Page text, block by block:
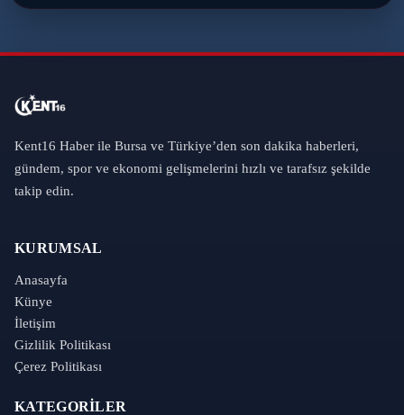
Kent16 Haber ile Bursa ve Türkiye’den son dakika haberleri,
gündem, spor ve ekonomi gelişmelerini hızlı ve tarafsız şekilde
takip edin.
KURUMSAL
Anasayfa
Künye
İletişim
Gizlilik Politikası
Çerez Politikası
KATEGORILER